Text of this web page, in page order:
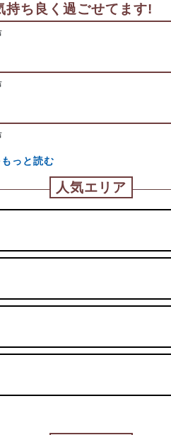
持ち良く過ごせてます!
っと読む
人気エリア